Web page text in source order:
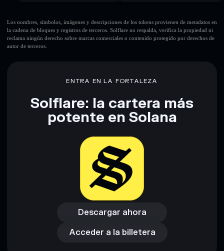
Los nombres, símbolos, imágenes y descripciones de los tokens provienen de metadatos en
la cadena de bloques y registros de terceros. Solflare no respalda, verifica la propiedad ni
reclama ningún derecho sobre marcas comerciales o contenido protegido por derechos de
autor de terceros.
ENTRA EN LA FORTALEZA
Solflare: la cartera más
potente en Solana
Descargar ahora
Descargar ahora
Acceder a la billetera
Acceder a la billetera